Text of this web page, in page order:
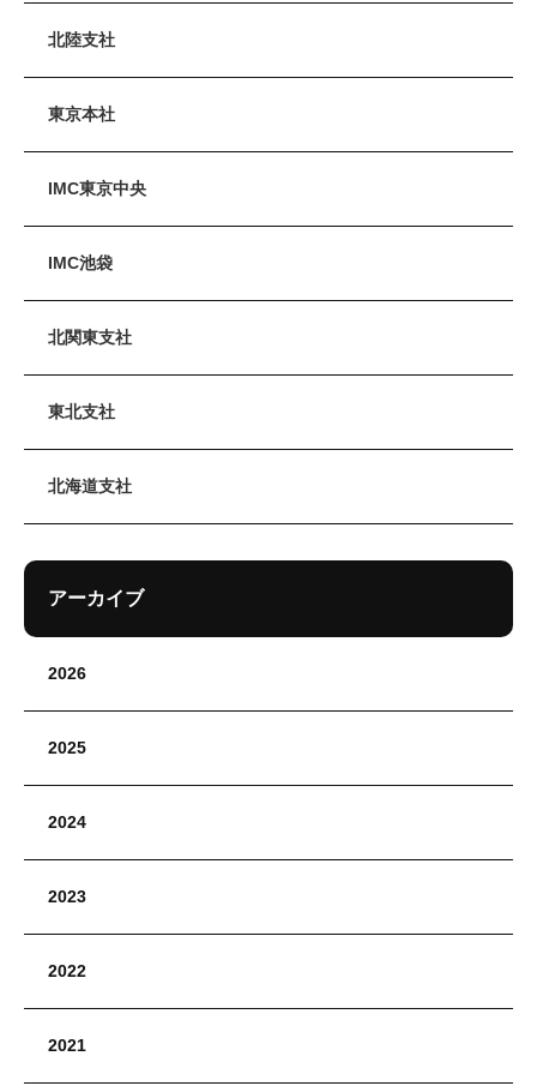
北陸支社
東京本社
IMC東京中央
IMC池袋
北関東支社
東北支社
北海道支社
アーカイブ
2026
2025
2024
2023
2022
2021